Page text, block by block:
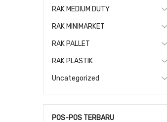
RAK MEDIUM DUTY
RAK MINIMARKET
RAK PALLET
RAK PLASTIK
Uncategorized
POS-POS TERBARU